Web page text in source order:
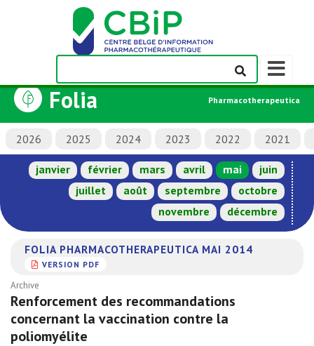
Afficher/
la
de
navigation
Folia Pharmacotherapeutica
2026 2025 2024 2023 2022 2021
janvier février mars avril mai
juin
juillet
août septembre
octobre
novembre
décembre
FOLIA PHARMACOTHERAPEUTICA MAI 2014
VERSION PDF
Archive
Renforcement des recommandations
concernant la vaccination contre la
poliomyélite